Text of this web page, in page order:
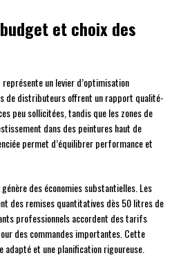
et choix des
représente un levier d’optimisation
de distributeurs offrent un rapport qualité-
peu sollicitées, tandis que les zones de
dans des peintures haut de
permet d’équilibrer performance et
des économies substantielles. Les
des remises quantitatives dès 50 litres de
professionnels accordent des tarifs
des commandes importantes. Cette
adapté et une planification rigoureuse.